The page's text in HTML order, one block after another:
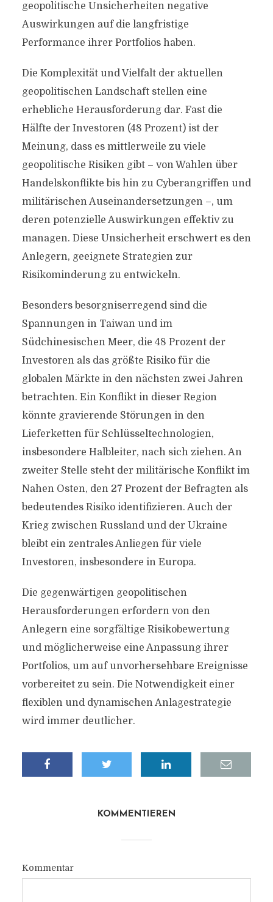
geopolitische Unsicherheiten negative
Auswirkungen auf die langfristige
Performance ihrer Portfolios haben.
Die Komplexität und Vielfalt der aktuellen
geopolitischen Landschaft stellen eine
erhebliche Herausforderung dar. Fast die
Hälfte der Investoren (48 Prozent) ist der
Meinung, dass es mittlerweile zu viele
geopolitische Risiken gibt – von Wahlen über
Handelskonflikte bis hin zu Cyberangriffen und
militärischen Auseinandersetzungen –, um
deren potenzielle Auswirkungen effektiv zu
managen. Diese Unsicherheit erschwert es den
Anlegern, geeignete Strategien zur
Risikominderung zu entwickeln.
Besonders besorgniserregend sind die
Spannungen in Taiwan und im
Südchinesischen Meer, die 48 Prozent der
Investoren als das größte Risiko für die
globalen Märkte in den nächsten zwei Jahren
betrachten. Ein Konflikt in dieser Region
könnte gravierende Störungen in den
Lieferketten für Schlüsseltechnologien,
insbesondere Halbleiter, nach sich ziehen. An
zweiter Stelle steht der militärische Konflikt im
Nahen Osten, den 27 Prozent der Befragten als
bedeutendes Risiko identifizieren. Auch der
Krieg zwischen Russland und der Ukraine
bleibt ein zentrales Anliegen für viele
Investoren, insbesondere in Europa.
Die gegenwärtigen geopolitischen
Herausforderungen erfordern von den
Anlegern eine sorgfältige Risikobewertung
und möglicherweise eine Anpassung ihrer
Portfolios, um auf unvorhersehbare Ereignisse
vorbereitet zu sein. Die Notwendigkeit einer
flexiblen und dynamischen Anlagestrategie
wird immer deutlicher.
KOMMENTIEREN
Kommentar